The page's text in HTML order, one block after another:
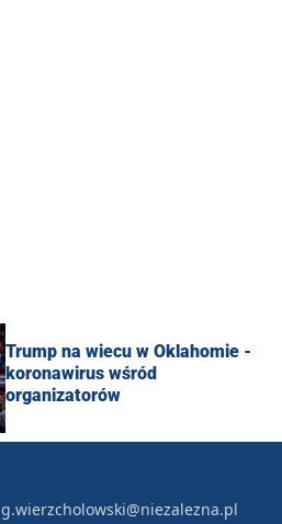
Trump na wiecu w Oklahomie -
koronawirus wśród
organizatorów
g.wierzcholowski@niezalezna.pl